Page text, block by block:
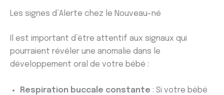
Les signes d’Alerte chez le Nouveau-né
Il est important d’être attentif aux signaux qui
pourraient révéler une anomalie dans le
développement oral de votre bébé :
Respiration buccale constante : Si votre bébé